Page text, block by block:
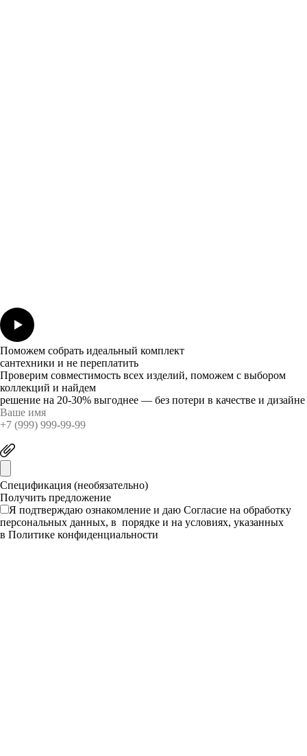
Поможем собрать идеальный комплект
сантехники и не переплатить
Проверим совместимость всех изделий, поможем с выбором
коллекций и найдем
решение на 20-30% выгоднее — без потери в качестве и дизайне
Спецификация (необязательно)
Я подтверждаю ознакомление и даю Согласие на обработку
персональных данных, в порядке и на условиях, указанных
в Политике конфиденциальности